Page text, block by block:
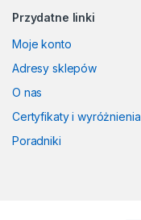
Przydatne linki
Moje konto
Adresy sklepów
O nas
Certyfikaty i wyróżnienia
Poradniki